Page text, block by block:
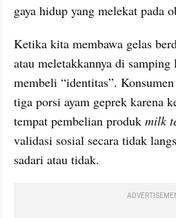
gaya hidup yang melekat pada
Ketika kita membawa gelas
atau meletakkannya di
membeli “identitas”.
tiga porsi ayam geprek karena
tempat pembelian produk milk
validasi sosial secara tidak
sadari atau tidak.